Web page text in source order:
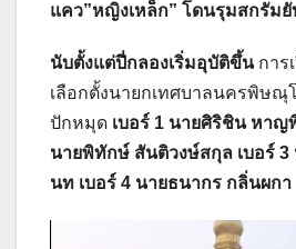
แคว”หญิงเหล็ก” โดนรุมสกรัม
นับตั้งแต่ปี่กลองเริ่มอุบัติขึ้น การ
เลือกตั้งนายกเทศบาลนครพิษณุ
ปักหมุด เบอร์ 1 นายศิริชิน หาญ
นายพิทักษ์ สันติวงษ์สกุล เบอร์ 3
นท เบอร์ 4 นายธนากร กลิ่นผกา